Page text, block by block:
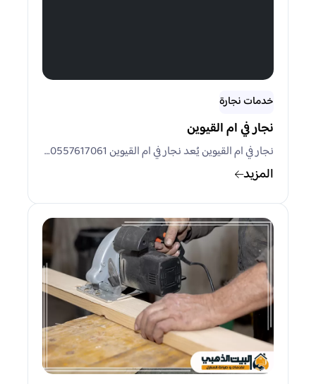
خدمات نجارة
نجار في ام القيوين
نجار في ام القيوين يُعد نجار في ام القيوين 0557617061…
المزيد